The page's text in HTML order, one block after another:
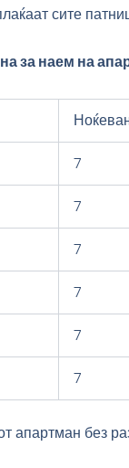
сите
за наем на
7
7
7
7
7
7
апартман без